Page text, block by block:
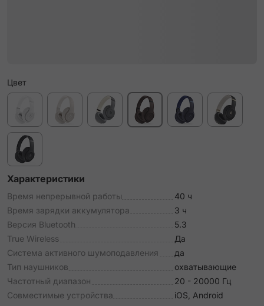
Цвет
Характеристики
Время непрерывной работы
40 ч
Время зарядки аккумулятора
3 ч
Версия Bluetooth
5.3
True Wireless
Да
Система активного шумоподавления
да
Тип наушников
охватывающие
Частотный диапазон
20 - 20000 Гц
Совместимые устройства
iOS, Android